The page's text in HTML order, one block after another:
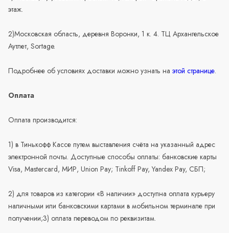
этаж.
2)Московская область, деревня Воронки, 1 к. 4. ТЦ Архангельское
Аутлет, Sortage.
Подробнее об условиях доставки можно узнать на этой странице.
Оплата
Оплата производится:
1) в Тинькофф Кассе путем выставления счёта на указанный адрес
электронной почты. Доступные способы оплаты: банковские карты
Visa, Mastercard, МИР, Union Pay; Tinkoff Pay, Yandex Pay, СБП;
2) для товаров из категории «В наличии» доступна оплата курьеру
наличными или банковскими картами в мобильном терминале при
получении;3) оплата переводом по реквизитам.